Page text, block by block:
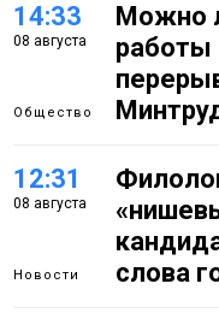
14:33
08 августа
Общество
Можно
работы
12:31
08 августа
Новости
слова